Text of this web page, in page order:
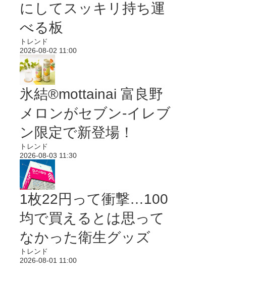
にしてスッキリ持ち運
べる板
トレンド
2026-08-02 11:00
氷結®mottainai 富良野
メロンがセブン‐イレブ
ン限定で新登場！
トレンド
2026-08-03 11:30
1枚22円って衝撃…100
均で買えるとは思って
なかった衛生グッズ
トレンド
2026-08-01 11:00